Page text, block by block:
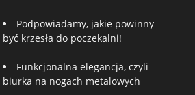
Podpowiadamy, jakie powinny
być krzesła do poczekalni!
Funkcjonalna elegancja, czyli
biurka na nogach metalowych